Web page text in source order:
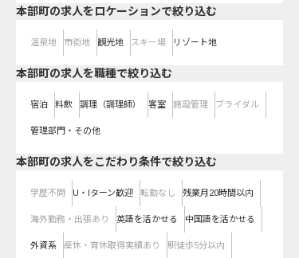
本部町の求人をロケーションで絞り込む
温泉地 市街地 観光地 スキー場 リゾート地
本部町の求人を職種で絞り込む
宿泊 料飲 調理（調理師） 客室 施設管理 ブライダル
管理部門・その他
本部町の求人をこだわり条件で絞り込む
学歴不問 U・Iターン歓迎 転勤なし 残業月20時間以内
海外勤務・出張あり 英語を活かせる 中国語を活かせる
外資系 産休・育休取得実績あり 駅徒歩5分以内